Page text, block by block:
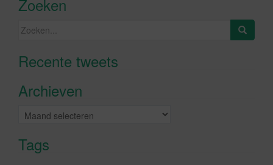
Zoeken
Zoeken
Recente tweetsKlik om marketing cookies te
Archieven
Archieven
Tags